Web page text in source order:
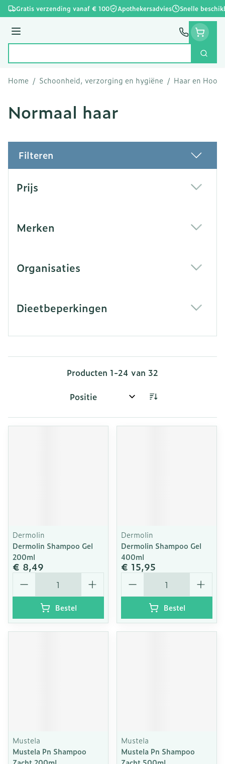
Ga naar de inhoud
Gratis verzending vanaf € 100 Apothekersadvies Snelle
Menu
Zoek
Home / Schoonheid, verzorging en hygiëne / Haar en Hoofd
Normaal haar
Filteren
Prijs
Merken
Organisaties
Dieetbeperkingen
Producten 1-24 van 32
Sorteer op:
Dermolin
Dermolin Shampoo Gel
200ml
€ 8,49
Aantal
Bestel
Dermolin
Dermolin Shampoo Gel
400ml
€ 15,95
Aantal
Bestel
Mustela
Mustela Pn Shampoo
Mustela
Mustela Pn Shampoo